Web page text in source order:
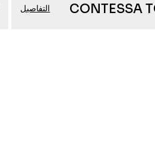
CONTESSA التفاصيل